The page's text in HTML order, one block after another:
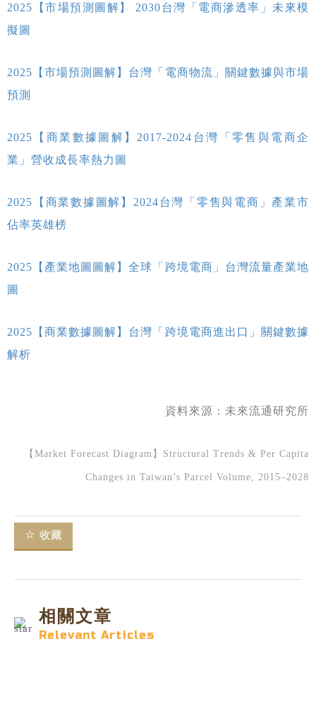
2025【市場預測圖解】 2030台灣「電商滲透率」未來模
擬圖
2025【市場預測圖解】台灣「電商物流」關鍵數據與市場
預測
2025【商業數據圖解】2017-2024台灣「零售與電商企
業」營收成長率熱力圖
2025【商業數據圖解】2024台灣「零售與電商」產業市
佔率英雄榜
2025【產業地圖圖解】全球「跨境電商」台灣流量產業地
圖
2025【商業數據圖解】台灣「跨境電商進出口」關鍵數據
解析
資料來源： 未來流通研究所
【Market Forecast Diagram】Structural Trends & Per Capita
Changes in Taiwan’s Parcel Volume, 2015–2028
收藏
相關文章
Relevant Articles